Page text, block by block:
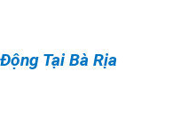
Tại Bà Rịa